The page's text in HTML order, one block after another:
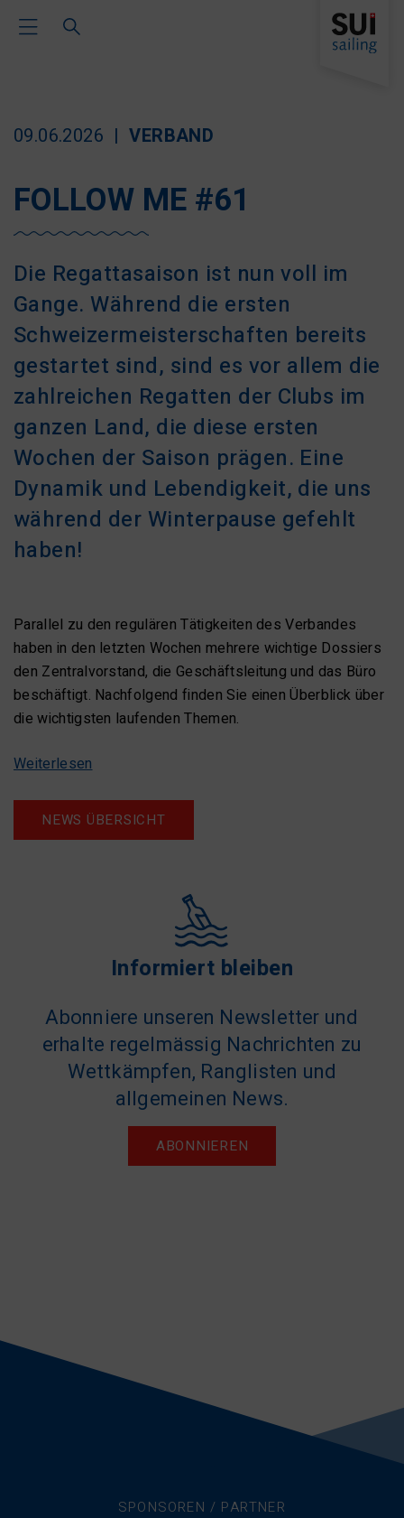
Toggle Main Navigation
09.06.2026 VERBAND
FOLLOW ME #61
Die Regattasaison ist nun voll im
Gange. Während die ersten
Schweizermeisterschaften bereits
gestartet sind, sind es vor allem die
zahlreichen Regatten der Clubs im
ganzen Land, die diese ersten
Wochen der Saison prägen. Eine
Dynamik und Lebendigkeit, die uns
während der Winterpause gefehlt
haben!
Parallel zu den regulären Tätigkeiten des Verbandes
haben in den letzten Wochen mehrere wichtige Dossiers
den Zentralvorstand, die Geschäftsleitung und das Büro
beschäftigt. Nachfolgend finden Sie einen Überblick über
die wichtigsten laufenden Themen.
Weiterlesen
NEWS ÜBERSICHT
Informiert bleiben
Abonniere unseren Newsletter und
erhalte regelmässig Nachrichten zu
Wettkämpfen, Ranglisten und
allgemeinen News.
ABONNIEREN
SPONSOREN / PARTNER